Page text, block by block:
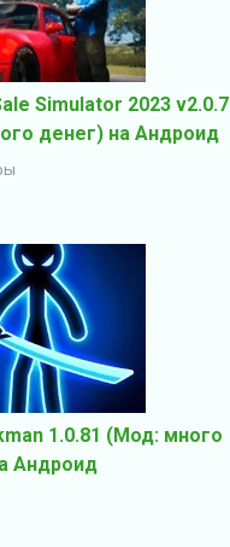
Simulator 2023 v2.0.7
денег) на Андроид
1.0.81 (Мод: много
Андроид